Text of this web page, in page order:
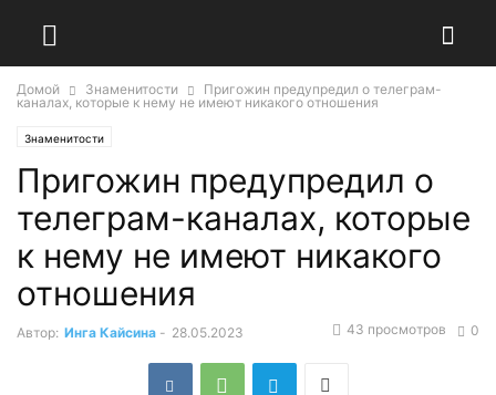
Домой Знаменитости
Пригожин предупредил о телеграм-
каналах, которые к нему не имеют никакого отношения
Знаменитости
Пригожин предупредил о
телеграм-каналах, которые
к нему не имеют никакого
отношения
Автор: Инга Кайсина - 28.05.2023 0
43 просмотров